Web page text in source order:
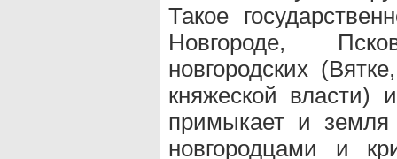
Такое
Новгороде,
новгородских
княжеской власти)
примыкает и земля
новгородцами и